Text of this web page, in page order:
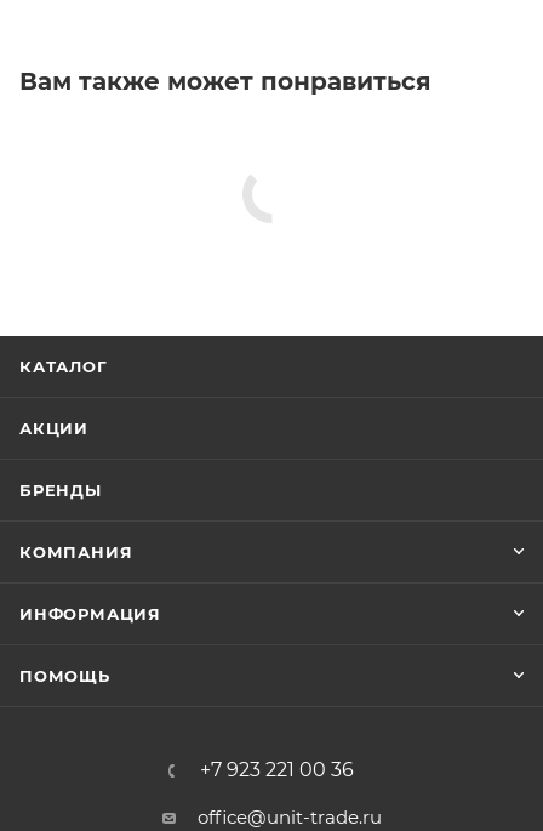
Вам также может понравиться
КАТАЛОГ
АКЦИИ
БРЕНДЫ
КОМПАНИЯ
ИНФОРМАЦИЯ
ПОМОЩЬ
+7 923 221 00 36
office@unit-trade.ru